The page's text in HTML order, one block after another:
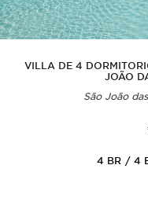
VILLA DE 4
JOÃO
São João
4 BR 4